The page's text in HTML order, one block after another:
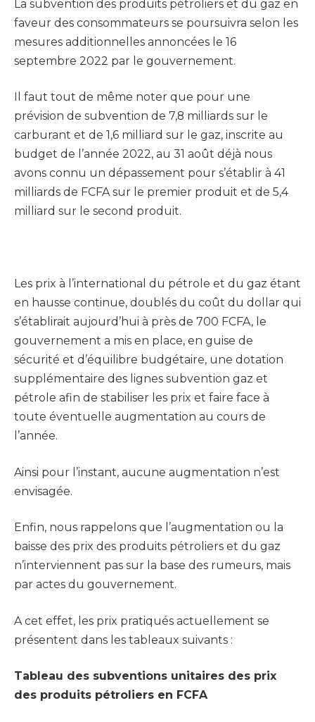
La subvention des produits pétroliers et du gaz en
faveur des consommateurs se poursuivra selon les
mesures additionnelles annoncées le 16
septembre 2022 par le gouvernement.
Il faut tout de même noter que pour une
prévision de subvention de 7,8 milliards sur le
carburant et de 1,6 milliard sur le gaz, inscrite au
budget de l’année 2022, au 31 août déjà nous
avons connu un dépassement pour s’établir à 41
milliards de FCFA sur le premier produit et de 5,4
milliard sur le second produit.
Les prix à l’international du pétrole et du gaz étant
en hausse continue, doublés du coût du dollar qui
s’établirait aujourd’hui à près de 700 FCFA, le
gouvernement a mis en place, en guise de
sécurité et d’équilibre budgétaire, une dotation
supplémentaire des lignes subvention gaz et
pétrole afin de stabiliser les prix et faire face à
toute éventuelle augmentation au cours de
l’année.
Ainsi pour l’instant, aucune augmentation n’est
envisagée.
Enfin, nous rappelons que l’augmentation ou la
baisse des prix des produits pétroliers et du gaz
n’interviennent pas sur la base des rumeurs, mais
par actes du gouvernement.
A cet effet, les prix pratiqués actuellement se
présentent dans les tableaux suivants :
Tableau des subventions unitaires des prix
des produits pétroliers en FCFA